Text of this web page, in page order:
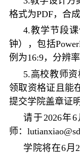
格式为PDF，合
4.教学节段
钟），包括
例为16:9，分辨率
5.高校教师
领取资格证且能
提交学院盖章证
请于2026年
师：
学院将在6月